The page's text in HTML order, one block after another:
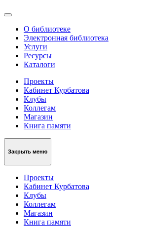
О библиотеке
Электронная библиотека
Услуги
Ресурсы
Каталоги
Проекты
Кабинет Курбатова
Клубы
Коллегам
Магазин
Книга памяти
Закрыть меню
Проекты
Кабинет Курбатова
Клубы
Коллегам
Магазин
Книга памяти